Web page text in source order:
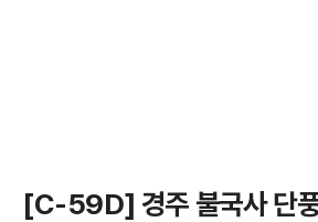
[C-59D] 경주 불국사 단